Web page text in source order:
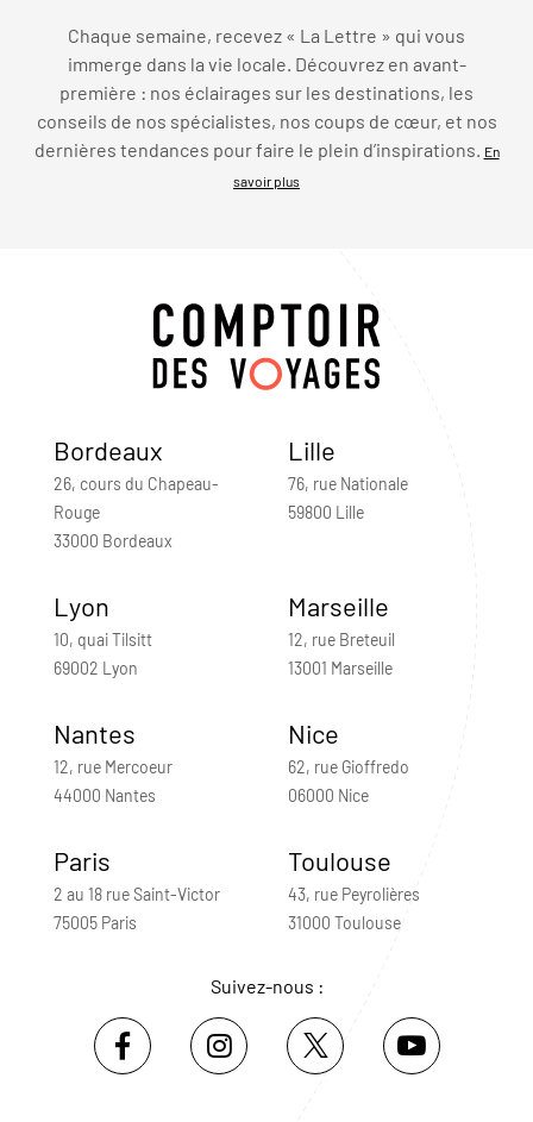
Chaque semaine, recevez « La Lettre » qui vous
immerge dans la vie locale. Découvrez en avant-
première : nos éclairages sur les destinations, les
conseils de nos spécialistes, nos coups de cœur, et nos
dernières tendances pour faire le plein d’inspirations. En
savoir plus
Bordeaux
26, cours du Chapeau-
Rouge
33000 Bordeaux
Lille
76, rue Nationale
59800 Lille
Lyon
10, quai Tilsitt
69002 Lyon
Marseille
12, rue Breteuil
13001 Marseille
Nantes
12, rue Mercoeur
44000 Nantes
Nice
62, rue Gioffredo
06000 Nice
Paris
2 au 18 rue Saint-Victor
75005 Paris
Toulouse
43, rue Peyrolières
31000 Toulouse
Suivez-nous :